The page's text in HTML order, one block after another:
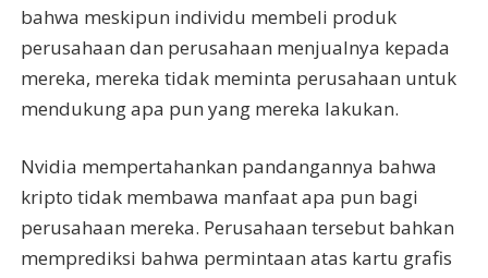
bahwa meskipun individu membeli produk
perusahaan dan perusahaan menjualnya kepada
mereka, mereka tidak meminta perusahaan untuk
mendukung apa pun yang mereka lakukan.
Nvidia mempertahankan pandangannya bahwa
kripto tidak membawa manfaat apa pun bagi
perusahaan mereka. Perusahaan tersebut bahkan
memprediksi bahwa permintaan atas kartu grafis